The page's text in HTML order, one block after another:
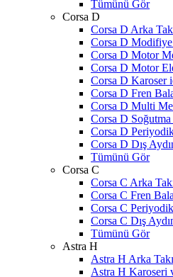
Tümünü Gör
Corsa D
Corsa D Arka
Corsa D
Corsa D Motor
Corsa D Motor
Corsa D Karoser
Corsa D Fren
Corsa D Multi
Corsa D
Corsa D
Corsa D Dış
Tümünü Gör
Corsa C
Corsa C Arka
Corsa C Fren
Corsa C
Corsa C Dış
Tümünü Gör
Astra H
Astra H Arka
Astra H Karoseri